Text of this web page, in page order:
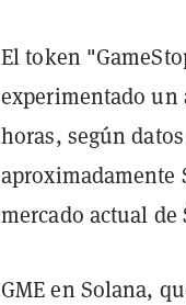
El token
experimentado un
horas, según
aproximadamente
mercado actual
GME en Solana,